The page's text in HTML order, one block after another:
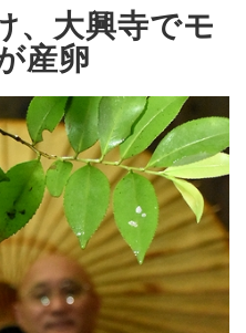
、大興寺でモ
産卵